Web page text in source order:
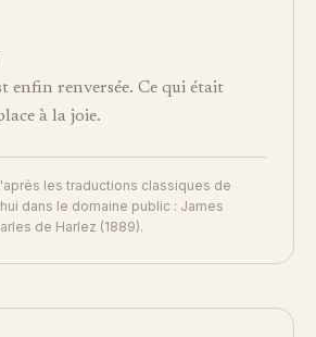
enfin renversée. Ce qui était
à la joie.
les traductions classiques de
dans le domaine public : James
de Harlez (1889).